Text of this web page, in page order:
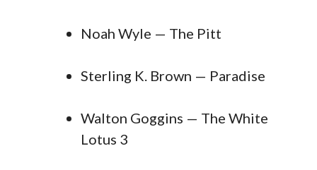
Noah Wyle — The Pitt
Sterling K. Brown — Paradise
Walton Goggins — The White
Lotus 3